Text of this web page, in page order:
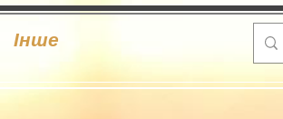
Інше